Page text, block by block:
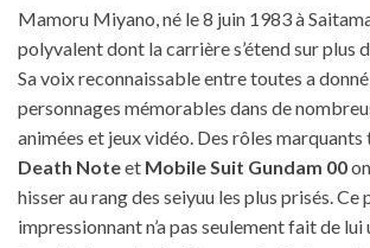
Mamoru Miyano, né le 8 juin 1983 à
polyvalent dont la carrière s’étend sur plus
Sa voix reconnaissable entre toutes a donné
personnages mémorables dans de
animées et jeux vidéo. Des rôles marquants
Death Noteet Mobile Suit Gundam 00
hisser au rang des seiyuu les plus prisés. Ce
impressionnant n’a pas seulement fait de